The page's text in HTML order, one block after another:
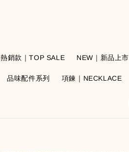
熱銷款｜TOP SALE NEW｜新品上市
品味配件系列 項鍊｜NECKLACE